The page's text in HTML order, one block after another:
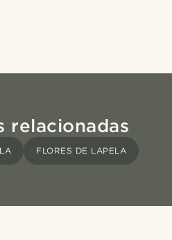
relacionadas
FLORES DE LAPELA